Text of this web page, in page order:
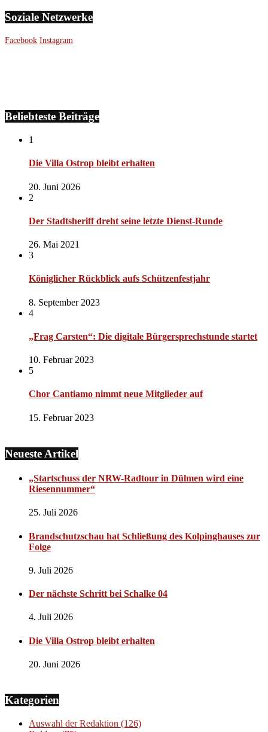
Soziale Netzwerke
Facebook Instagram
Beliebteste Beiträge
1
Die Villa Ostrop bleibt erhalten
20. Juni 2026
2
Der Stadtsheriff dreht seine letzte Dienst-Runde
26. Mai 2021
3
Königlicher Rückblick aufs Schützenfestjahr
8. September 2023
4
„Frag Carsten“: Die digitale Bürgersprechstunde startet
10. Februar 2023
5
Chor Cantiamo nimmt neue Mitglieder auf
15. Februar 2023
Neueste Artikel
„Startschuss der NRW-Radtour in Dülmen wird eine
Riesennummer“
25. Juli 2026
Brandschutzschau hat Schließung des Kolpinghauses zur
Folge
9. Juli 2026
Der nächste Schritt bei Schalke 04
4. Juli 2026
Die Villa Ostrop bleibt erhalten
20. Juni 2026
Kategorien
Auswahl der Redaktion (126)